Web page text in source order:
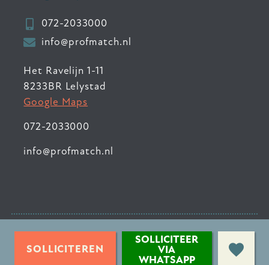
SOLLICITEREN
SOLLICITEER
VIA
WHATSAPP
072-2033000
info@profmatch.nl
Het Ravelijn 1-11
8233BR Lelystad
Google Maps
072-2033000
info@profmatch.nl
© 2026 ProfMatch •
Privacyverklaring
Login